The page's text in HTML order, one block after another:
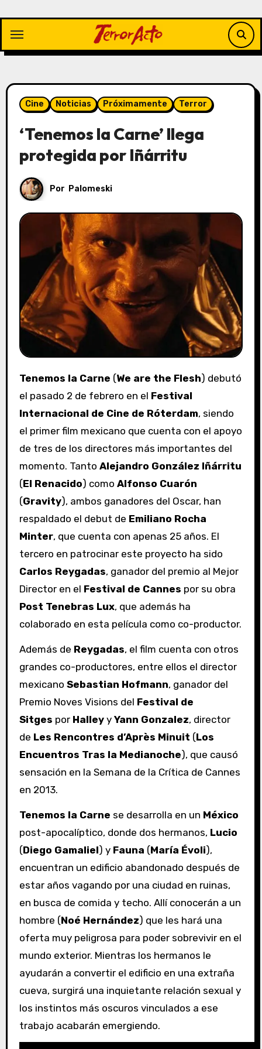
contenido
Cine Noticias Próximamente Terror
‘Tenemos la Carne’ llega
protegida por Iñárritu
Por Palomeski
Tenemos la Carne (We are the Flesh) debutó
el pasado 2 de febrero en el Festival
Internacional de Cine de Róterdam, siendo
el primer film mexicano que cuenta con el apoyo
de tres de los directores más importantes del
momento. Tanto Alejandro González Iñárritu
(El Renacido) como Alfonso Cuarón
(Gravity), ambos ganadores del Oscar, han
respaldado el debut de Emiliano Rocha
Minter, que cuenta con apenas 25 años. El
tercero en patrocinar este proyecto ha sido
Carlos Reygadas, ganador del premio al Mejor
Director en el Festival de Cannes por su obra
Post Tenebras Lux, que además ha
colaborado en esta película como co-productor.
Además de Reygadas, el film cuenta con otros
grandes co-productores, entre ellos el director
mexicano Sebastian Hofmann, ganador del
Premio Noves Visions del Festival de
Sitges por Halleyy Yann Gonzalez, director
de Les Rencontres d’Après Minuit (Los
Encuentros Tras la Medianoche), que causó
sensación en la Semana de la Crítica de Cannes
en 2013.
Tenemos la Carne se desarrolla en un México
post-apocalíptico, donde dos hermanos, Lucio
(Diego Gamaliel) y Fauna (María Évoli),
encuentran un edificio abandonado después de
estar años vagando por una ciudad en ruinas,
en busca de comida y techo. Allí conocerán a un
hombre (Noé Hernández) que les hará una
oferta muy peligrosa para poder sobrevivir en el
mundo exterior. Mientras los hermanos le
ayudarán a convertir el edificio en una extraña
cueva, surgirá una inquietante relación sexual y
los instintos más oscuros vinculados a ese
trabajo acabarán emergiendo.